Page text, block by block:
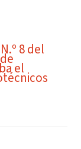
8 del
el